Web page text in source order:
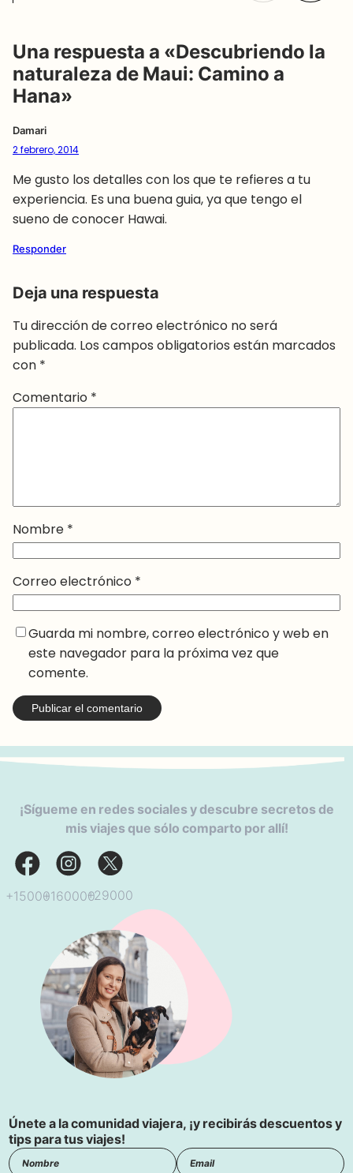
Una respuesta a «Descubriendo la
naturaleza de Maui: Camino a
Hana»
Damari
2 febrero, 2014
Me gusto los detalles con los que te refieres a tu
experiencia. Es una buena guia, ya que tengo el
sueno de conocer Hawai.
Responder
Deja una respuesta
Tu dirección de correo electrónico no será
publicada. Los campos obligatorios están marcados
con *
Comentario *
Nombre *
Correo electrónico *
Guarda mi nombre, correo electrónico y web en
este navegador para la próxima vez que
comente.
¡Sígueme en redes sociales y descubre secretos de
mis viajes que sólo comparto por allí!
+15000+160000+29000
Únete a la comunidad viajera, ¡y recibirás descuentos y
tips para tus viajes!